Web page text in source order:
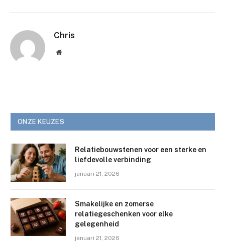
Chris
Website
ONZE KEUZES
Relatiebouwstenen voor een sterke en
liefdevolle verbinding
januari 21, 2026
Smakelijke en zomerse
relatiegeschenken voor elke
gelegenheid
januari 21, 2026